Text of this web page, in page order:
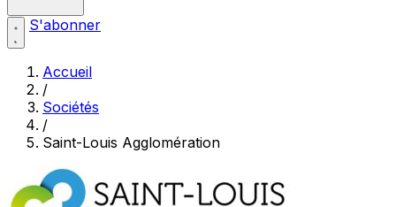
S'abonner
Accueil
/
Sociétés
/
Saint-Louis Agglomération